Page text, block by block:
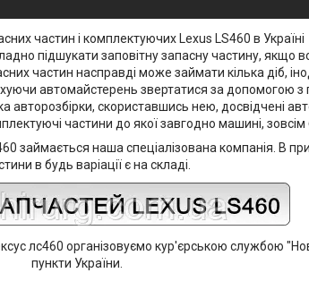
частин і комплектуючих Lexus LS460 в Україні
підшукати заповітну запасну частину, якщо
частин насправді може займати кілька діб,
автомайстерень звертатися за
скориставшись нею, досвідчені
частини до якої завгодно машині, зовсім
займається наша спеціалізована компанія. В
в будь варіації є на складі.
лс460 організовуємо кур'єрською службою
пункти України.